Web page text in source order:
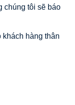
chúng tôi sẽ báo
khách hàng thân